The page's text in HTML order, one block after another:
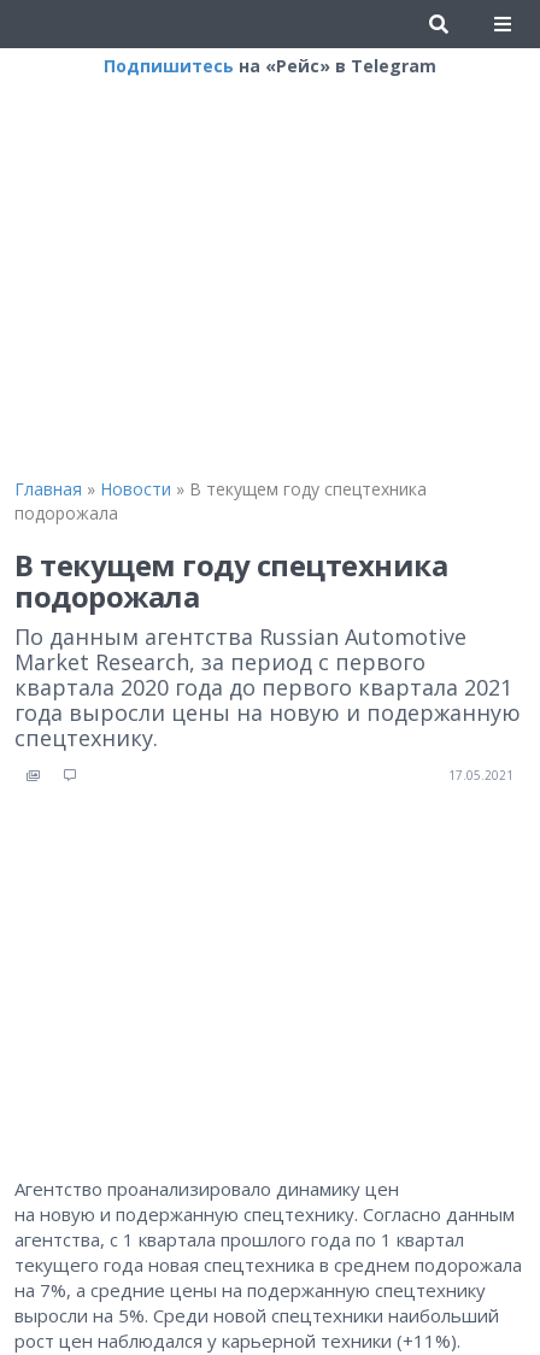
Подпишитесь на «Рейс» в Telegram
Главная » Новости » В текущем году спецтехника
подорожала
В текущем году спецтехника
подорожала
По данным агентства Russian Automotive
Market Research, за период с первого
квартала 2020 года до первого квартала 2021
года выросли цены на новую и подержанную
спецтехнику.
17.05.2021
Агентство проанализировало динамику цен
на новую и подержанную спецтехнику. Согласно данным
агентства, с 1 квартала прошлого года по 1 квартал
текущего года новая спецтехника в среднем подорожала
на 7%, а средние цены на подержанную спецтехнику
выросли на 5%. Среди новой спецтехники наибольший
рост цен наблюдался у карьерной техники (+11%).